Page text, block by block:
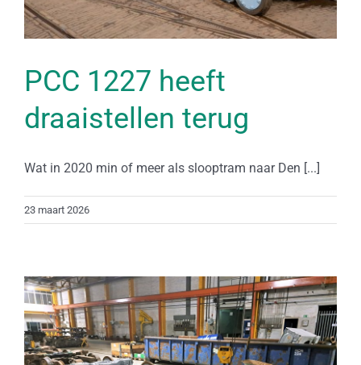
PCC 1227 heeft
draaistellen terug
Wat in 2020 min of meer als slooptram naar Den [...]
23 maart 2026